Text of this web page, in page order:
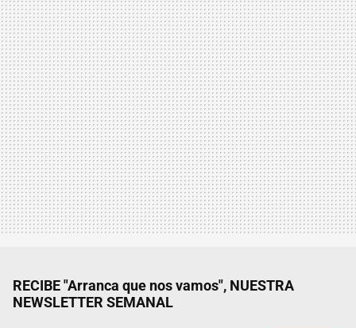
RECIBE "Arranca que nos vamos", NUESTRA
NEWSLETTER SEMANAL